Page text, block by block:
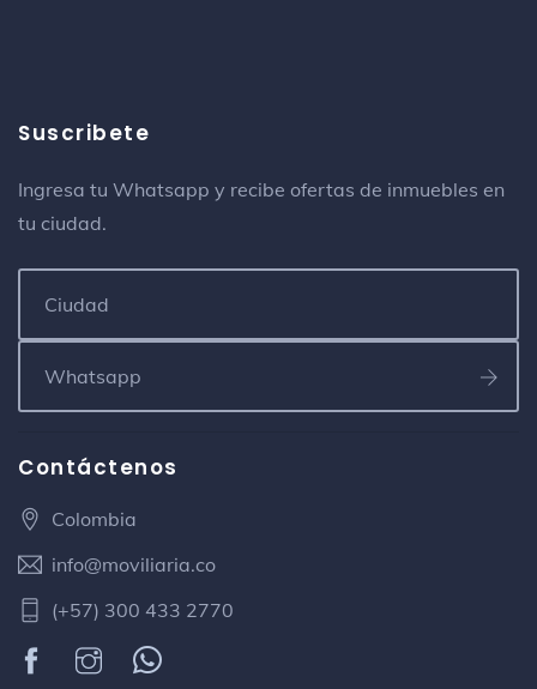
Suscribete
Ingresa tu Whatsapp y recibe ofertas de inmuebles en
tu ciudad.
Contáctenos
Colombia
info@moviliaria.co
(+57) 300 433 2770